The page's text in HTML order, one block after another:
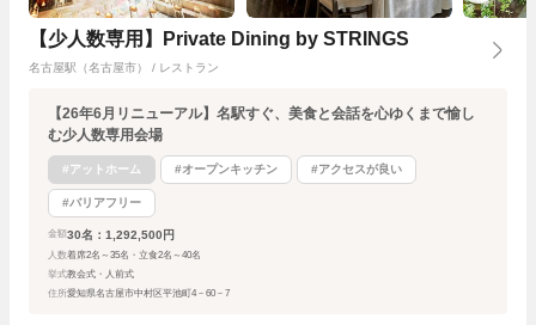
【少人数専用】Private Dining by STRINGS
名古屋駅（名古屋市） / レストラン
【26年6月リニューアル】名駅すぐ、美食と会話を心ゆくまで愉し
む少人数専用会場
#アットホーム #オープンキッチン #アクセスが良い
#バリアフリー
金額 30名：1,292,500円
人数着席2名～35名・立食2名～40名
挙式教会式・人前式
住所愛知県名古屋市中村区平池町4－60－7